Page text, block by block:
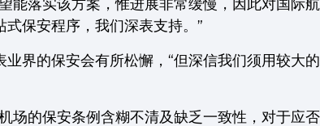
能落实该方案，惟进展非常缓慢，因此对国际
保安程序，我们深表支持。”
界的保安会有所松懈，“但深信我们须用较大
场的保安条例含糊不清及缺乏一致性，对于应